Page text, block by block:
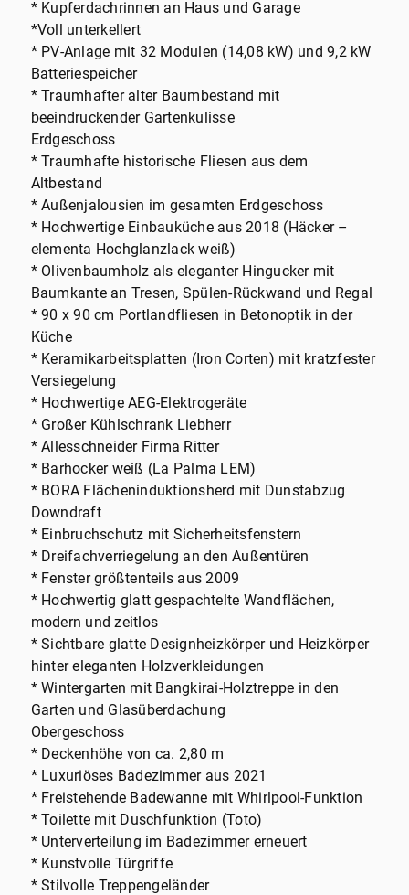
* Kupferdachrinnen an Haus und Garage
*Voll unterkellert
* PV-Anlage mit 32 Modulen (14,08 kW) und 9,2 kW
Batteriespeicher
* Traumhafter alter Baumbestand mit
beeindruckender Gartenkulisse
Erdgeschoss
* Traumhafte historische Fliesen aus dem
Altbestand
* Außenjalousien im gesamten Erdgeschoss
* Hochwertige Einbauküche aus 2018 (Häcker –
elementa Hochglanzlack weiß)
* Olivenbaumholz als eleganter Hingucker mit
Baumkante an Tresen, Spülen-Rückwand und Regal
* 90 x 90 cm Portlandfliesen in Betonoptik in der
Küche
* Keramikarbeitsplatten (Iron Corten) mit kratzfester
Versiegelung
* Hochwertige AEG-Elektrogeräte
* Großer Kühlschrank Liebherr
* Allesschneider Firma Ritter
* Barhocker weiß (La Palma LEM)
* BORA Flächeninduktionsherd mit Dunstabzug
Downdraft
* Einbruchschutz mit Sicherheitsfenstern
* Dreifachverriegelung an den Außentüren
* Fenster größtenteils aus 2009
* Hochwertig glatt gespachtelte Wandflächen,
modern und zeitlos
* Sichtbare glatte Designheizkörper und Heizkörper
hinter eleganten Holzverkleidungen
* Wintergarten mit Bangkirai-Holztreppe in den
Garten und Glasüberdachung
Obergeschoss
* Deckenhöhe von ca. 2,80 m
* Luxuriöses Badezimmer aus 2021
* Freistehende Badewanne mit Whirlpool-Funktion
* Toilette mit Duschfunktion (Toto)
* Unterverteilung im Badezimmer erneuert
* Kunstvolle Türgriffe
* Stilvolle Treppengeländer